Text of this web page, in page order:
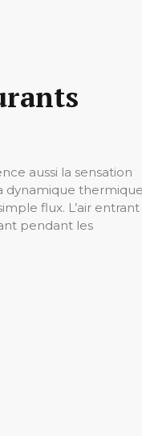
aussi la sensation
dynamique
flux. L’air entrant
pendant les